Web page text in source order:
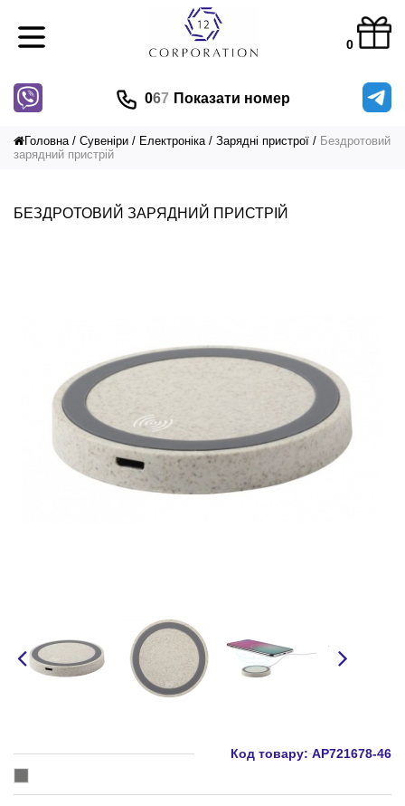
0
067 Показати номер
Головна Сувеніри Електроніка Зарядні пристрої
Бездротовий
зарядний пристрій
БЕЗДРОТОВИЙ ЗАРЯДНИЙ ПРИСТРІЙ
Код товару: AP721678-46